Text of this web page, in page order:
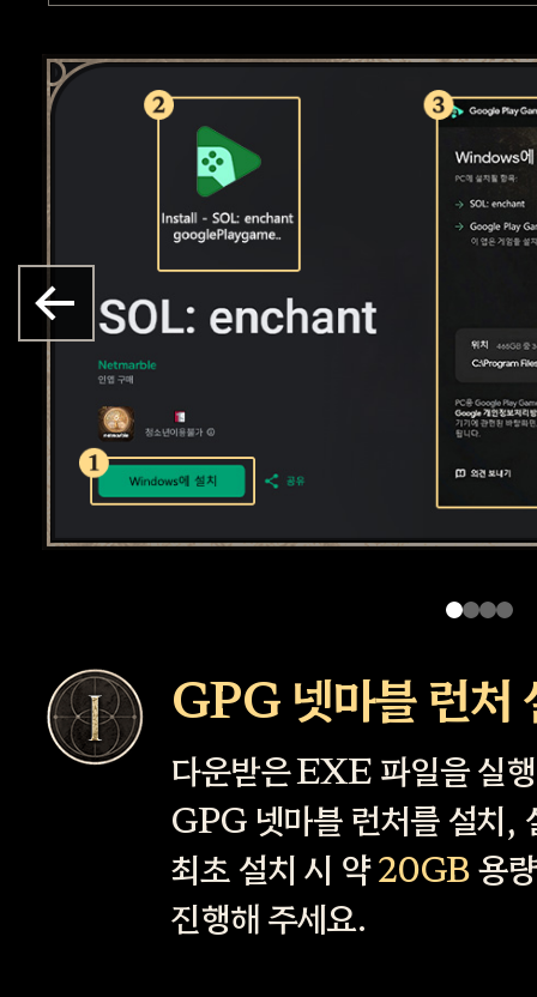
GPG 넷마블 런처
다운받은 EXE 파일을 실
GPG 넷마블 런처를 설치,
최초 설치 시 약20GB용
진행해 주세요.